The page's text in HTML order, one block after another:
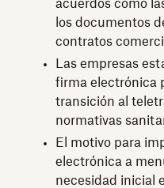
acuerdos como
los documentos
contratos
Las empresas
firma electrónica
transición al
normativas
El motivo para
electrónica a
necesidad inicial